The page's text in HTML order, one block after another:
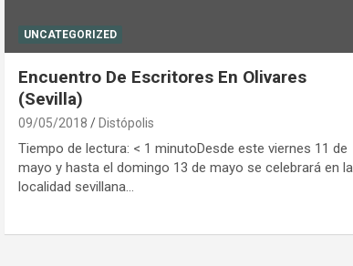
UNCATEGORIZED
Encuentro De Escritores En Olivares
(Sevilla)
09/05/2018 Distópolis
Tiempo de lectura: < 1 minutoDesde este viernes 11 de
mayo y hasta el domingo 13 de mayo se celebrará en la
localidad sevillana…